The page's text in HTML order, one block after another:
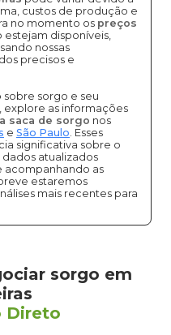
custos de produção e
no momento os preços
estejam disponíveis,
nossas
precisos e
sorgo e seu
as informações
saca de sorgo nos
e São Paulo. Esses
significativa sobre o
dados atualizados
acompanhando as
estaremos
mais recentes para
sorgo em
Direto